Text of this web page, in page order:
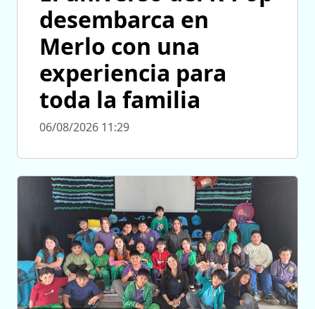
desembarca en
Merlo con una
experiencia para
toda la familia
06/08/2026 11:29